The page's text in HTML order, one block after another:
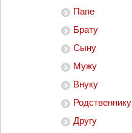
Папе
Брату
Сыну
Мужу
Внуку
Родственнику
Другу